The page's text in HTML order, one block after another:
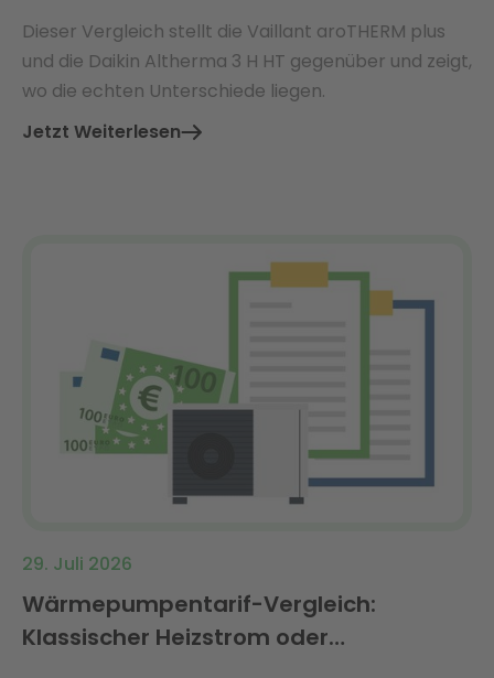
Dieser Vergleich stellt die Vaillant aroTHERM plus
und die Daikin Altherma 3 H HT gegenüber und zeigt,
wo die echten Unterschiede liegen.
Jetzt Weiterlesen
29. Juli 2026
Wärmepumpentarif-Vergleich:
Klassischer Heizstrom oder